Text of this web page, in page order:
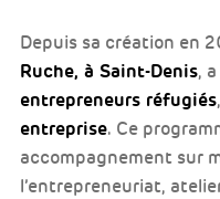
Depuis sa création en
Ruche, à Saint-Denis,
entrepreneurs réfugiés
entreprise. Ce
accompagnement sur
l’entrepreneuriat,